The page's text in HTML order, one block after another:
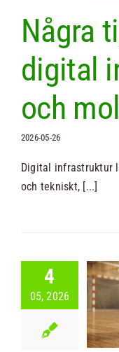
Några
digital
och
2026-05-26
Digital infrastruktur
och tekniskt, [...]
4
05, 2026
IT
fond